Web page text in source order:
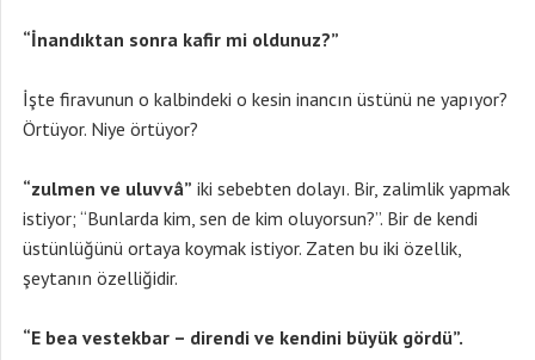
“İnandıktan sonra kafir mi oldunuz?”
İşte firavunun o kalbindeki o kesin inancın üstünü ne yapıyor?
Örtüyor. Niye örtüyor?
“zulmen ve uluvvâ” iki sebebten dolayı. Bir, zalimlik yapmak
istiyor; “Bunlarda kim, sen de kim oluyorsun?”. Bir de kendi
üstünlüğünü ortaya koymak istiyor. Zaten bu iki özellik,
şeytanın özelliğidir.
“E bea vestekbar – direndi ve kendini büyük gördü”.